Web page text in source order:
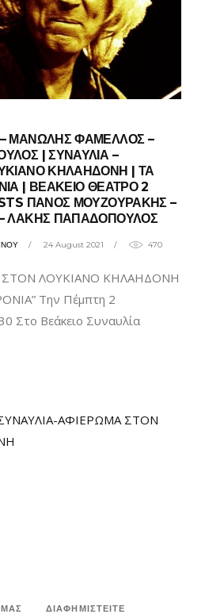
ΜΑΝΩΛΗΣ ΦΑΜΕΛΛΟΣ –
| ΣΥΝΑΥΛΙΑ –
ΚΗΛΑΗΔΟΝΗ | ΤΑ
| ΒΕΑΚΕΙΟ ΘΕΑΤΡΟ 2
ΠΑΝΟΣ ΜΟΥΖΟΥΡΑΚΗΣ –
ΛΑΚΗΣ ΠΑΠΑΔΟΠΟΥΛΟΣ
24 August 2021 470
ΣΤΟΝ ΛΟΥΚΙΑΝΟ ΚΗΛΑΗΔΟΝΗ
Την Πέμπτη 2
Στο Βεάκειο Συναυλία
ΑΦΙΕΡΩΜΑ ΣΤΟΝ
ΔΙΑΦΗΜΙΣΤΕΙΤΕ